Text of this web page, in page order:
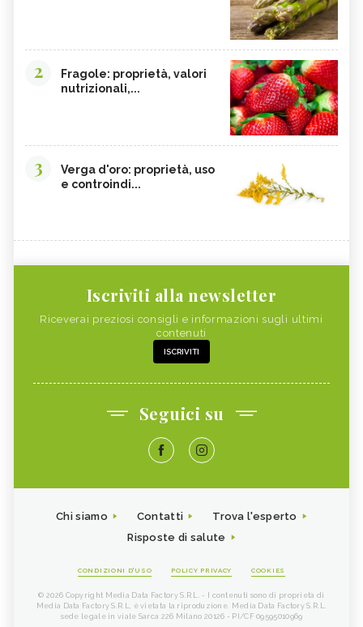
2
Fragole: proprietà, valori
nutrizionali,...
3
Verga d'oro: proprietà, uso
e controindi...
Iscriviti alla newsletter
Riceverai preziosi consigli e informazioni sugli ultimi
contenuti
ISCRIVITI
Seguici su
Chi siamo Contatti
Trova l'esperto
Risposte di salute
CONDIZIONI D'USO POLICY PRIVACY COOKIES
© 2026 Copyright Media Data Factory S.R.L. - I contenuti sono di proprietà di
Media Data Factory S.R.L, è vietata la riproduzione. Media Data Factory S.R.L.
sede legale in viale Sarca 226 Milano 20126 - PI/CF 09595010969